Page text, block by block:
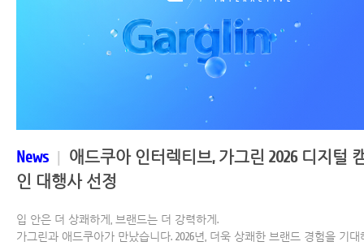
News | 애드쿠아 인터렉티브, 가그린 2026 디지털
인 대행사 선정
입 안은 더 상쾌하게, 브랜드는 더 강력하게.
가그린과 애드쿠아가 만났습니다. 2026년, 더욱 상쾌한 브랜드 경험을 기대